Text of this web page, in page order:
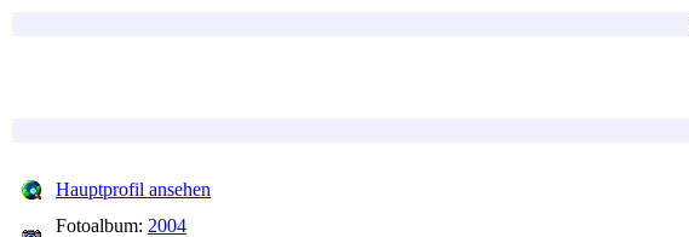
Hauptprofil ansehen
Fotoalbum: 2004